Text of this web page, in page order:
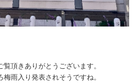
頂きありがとうございます。
雨入り発表されそうですね。